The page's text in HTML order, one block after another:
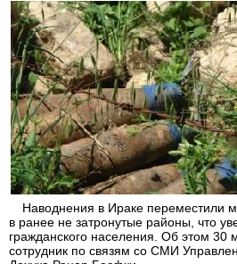
Наводнения в Ираке переместили
в ранее не затронутые районы, что
гражданского населения. Об этом 30
сотрудник по связям со СМИ